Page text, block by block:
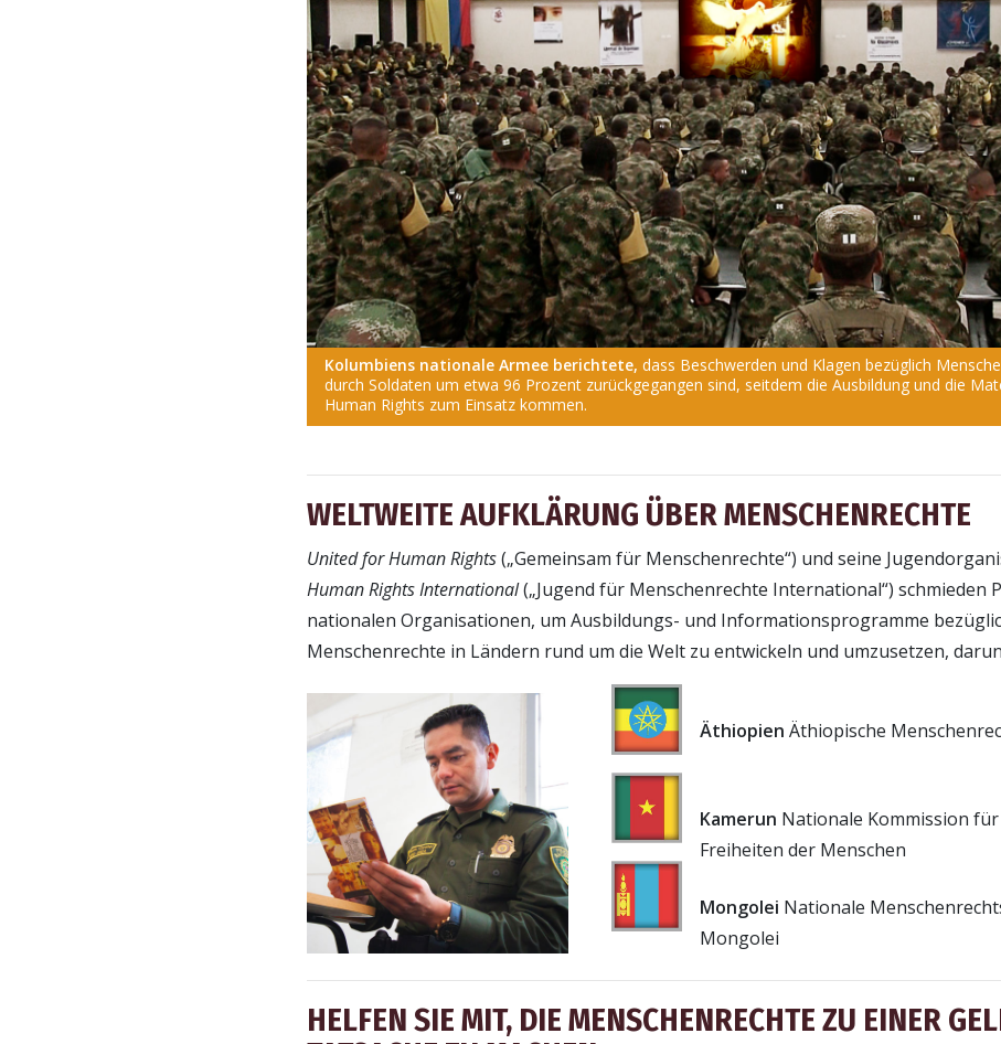
Kolumbiens nationale Armee berichtete, dass Beschwerden und Klagen bezüglich
durch Soldaten um etwa 96 Prozent zurückgegangen sind, seitdem die Ausbildung und die
Human Rights zum Einsatz kommen.
WELTWEITE AUFKLÄRUNG ÜBER MENSCHENRECHTE
United for Human Rights(„Gemeinsam für Menschen­rechte“) und seine
Human Rights International(„Jugend für Menschen­rechte International“) schmieden
nationalen Organisationen, um Ausbildungs- und Informationsprogramme
Menschenrechte in Ländern rund um die Welt zu entwickeln und umzusetzen,
Äthiopien Äthiopische
Kamerun Nationale Kommission für
Freiheiten der Menschen
Mongolei Nationale
Mongolei
HELFEN SIE MIT, DIE MENSCHENRECHTE ZU EINER